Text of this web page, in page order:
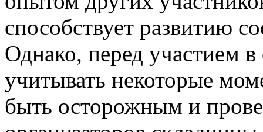
способствует развитию
Однако, перед участием
учитывать некоторые
быть осторожным и